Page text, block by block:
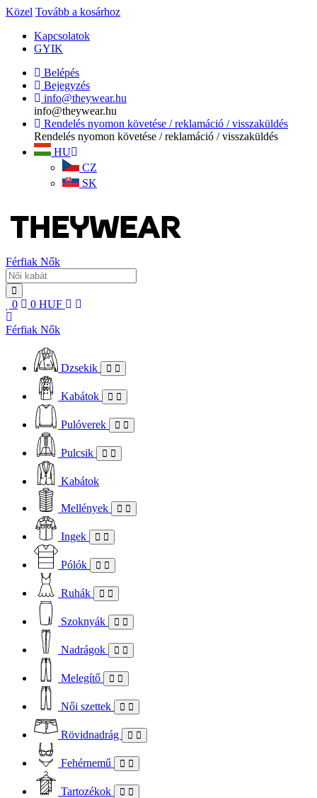
Közel Tovább a kosárhoz
Kapcsolatok
GYIK
Belépés
Bejegyzés
info@theywear.hu
info@theywear.hu
Rendelés nyomon követése / reklamáció / visszaküldés
Rendelés nyomon követése / reklamáció / visszaküldés
HU
CZ
SK
Férfiak Nők
0 0 HUF
Férfiak Nők
Dzsekik
Kabátok
Pulóverek
Pulcsik
Kabátok
Mellények
Ingek
Pólók
Ruhák
Szoknyák
Nadrágok
Melegítő
Női szettek
Rövidnadrág
Fehérnemű
Tartozékok